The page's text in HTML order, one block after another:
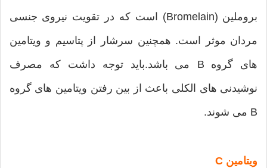
بروملین (Bromelain) است که در تقویت نیروی جنسی
مردان موثر است. همچنین سرشار از پتاسیم و ویتامین
های گروه B می باشد.باید توجه داشت که مصرف
نوشیدنی های الکلی باعث از بین رفتن ویتامین های گروه
B می شوند.
ویتامین C